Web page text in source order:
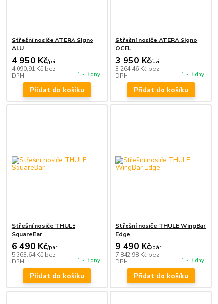
Střešní nosiče ATERA Signo
ALU
4 950 Kč/pár
4 090,91 Kč bez
DPH
1 - 3 dny
Přidat do košíku
Střešní nosiče ATERA Signo
OCEL
3 950 Kč/pár
3 264,46 Kč bez
DPH
1 - 3 dny
Přidat do košíku
Střešní nosiče THULE
SquareBar
6 490 Kč/pár
5 363,64 Kč bez
DPH
1 - 3 dny
Přidat do košíku
Střešní nosiče THULE WingBar
Edge
9 490 Kč/pár
7 842,98 Kč bez
DPH
1 - 3 dny
Přidat do košíku